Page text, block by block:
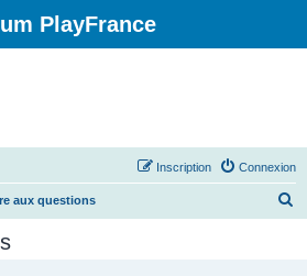
PlayFrance
Connexion
Inscription
aux questions